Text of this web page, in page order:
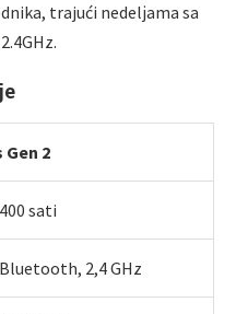
trajući nedelјama sa
2
400 sati
Bluetooth, 2,4 GHz